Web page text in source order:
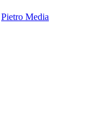
Pietro Media